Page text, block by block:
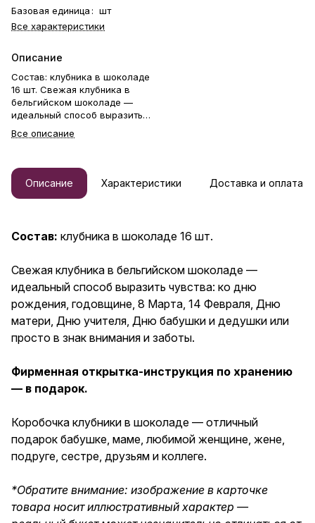
Базовая единица : шт
Все характеристики
Описание
Состав: клубника в шоколаде
16 шт. Свежая клубника в
бельгийском шоколаде —
идеальный способ выразить
годовщине, 8 Марта, 14
учителя, Дню бабушки и
дедушки или просто в знак
внимания и заботы. Фирменная
шоколаде — отличный подарок
женщине, жене, подруге,
сестре, друзьям и коллеге.
Все описание
Описание Характеристики Доставка и оплата
Состав: клубника в шоколаде 16 шт.
Свежая клубника в бельгийском шоколаде —
идеальный способ выразить чувства: ко дню
рождения, годовщине, 8 Марта, 14 Февраля, Дню
матери, Дню учителя, Дню бабушки и дедушки или
просто в знак внимания и заботы.
Фирменная открытка-инструкция по хранению
— в подарок.
Коробочка клубники в шоколаде — отличный
подарок бабушке, маме, любимой женщине, жене,
подруге, сестре, друзьям и коллеге.
*Обратите внимание: изображение в карточке
товара носит иллюстративный характер —